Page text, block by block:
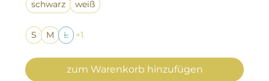
schwarz weiß
S M L +1
zum Warenkorb hinzufügen